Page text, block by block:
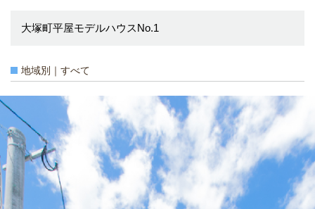
大塚町平屋モデルハウスNo.1
地域別｜すべて